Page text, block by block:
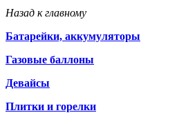
Назад к главному
Батарейки, аккумуляторы
Газовые баллоны
Девайсы
Плитки и горелки